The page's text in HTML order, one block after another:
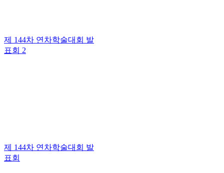
제 144차 연차학술대회 발
표회 2
제 144차 연차학술대회 발
표회